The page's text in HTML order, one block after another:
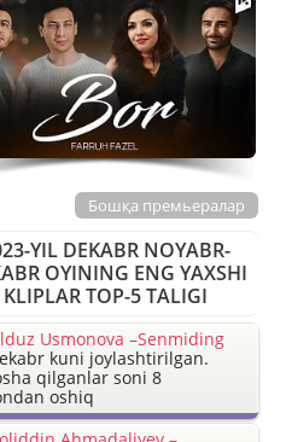
Бошқа премьералар
YIL DEKABR NOYABR-
OYINING ENG YAXSHI
KLIPLAR TOP-5 TALIGI
Usmonova –Senmiding
kuni joylashtirilgan.
qilganlar soni 8
oshiq